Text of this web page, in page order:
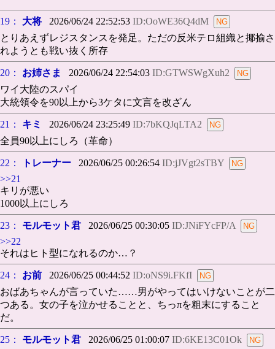
19： 大将 2026/06/24 22:52:53 ID:OoWE36Q4dM
とりあえずレジスタンスを発足。ただの反米テロ組織と揶揄さ
れようとも戦い抜く所存
20： お姉さま 2026/06/24 22:54:03 ID:GTWSWgXuh2
ワイ大陸のスパイ
大統領令を90以上から3ケタに文言を改ざん
21： キミ 2026/06/24 23:25:49 ID:7bKQJqLTA2
全員90以上にしろ（革命）
22： トレーナー 2026/06/25 00:26:54 ID:jJVgt2sTBY
>>21
キリが悪い
1000以上にしろ
23： モルモット君 2026/06/25 00:30:05 ID:JNiFYcFP/A
>>22
それはヒト型になれるのか…？
24： お前 2026/06/25 00:44:52 ID:oNS9i.FKfI
おばあちゃんが言っていた……男がやってはいけないことが二
つある。女の子を泣かせることと、ちっπを粗末にすること
だ。
25： モルモット君 2026/06/25 01:00:07 ID:6KE13C01Ok